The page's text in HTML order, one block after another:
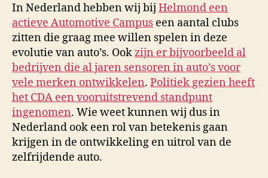
In Nederland hebben wij bij Helmond een
actieve Automotive Campus een aantal clubs
zitten die graag mee willen spelen in deze
evolutie van auto’s. Ookzijn er bijvoorbeeld al
bedrijven die al jaren sensoren in auto’s voor
vele merken ontwikkelen. Politiek gezien heeft
het CDA een vooruitstrevend standpunt
ingenomen. Wie weet kunnen wij dus in
Nederland ook een rol van betekenis gaan
krijgen in de ontwikkeling en uitrol van de
zelfrijdende auto.